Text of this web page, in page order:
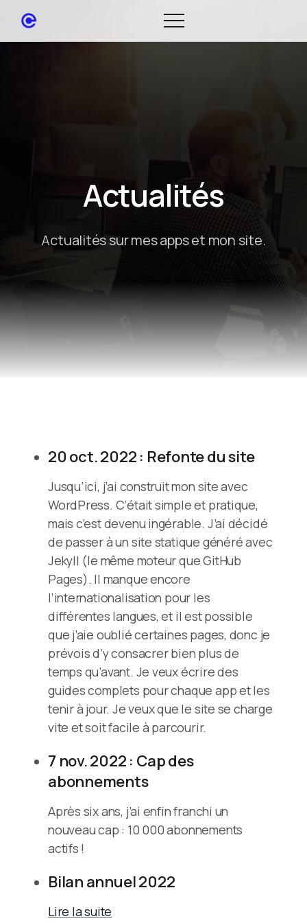
Actualités
Actualités sur mes apps et mon site.
20 oct. 2022 : Refonte du site
Jusqu’ici, j’ai construit mon site avec
WordPress. C’était simple et pratique,
mais c’est devenu ingérable. J’ai décidé
de passer à un site statique généré avec
Jekyll (le même moteur que GitHub
Pages). Il manque encore
l’internationalisation pour les
différentes langues, et il est possible
que j’aie oublié certaines pages, donc je
prévois d’y consacrer bien plus de
temps qu’avant. Je veux écrire des
guides complets pour chaque app et les
tenir à jour. Je veux que le site se charge
vite et soit facile à parcourir.
7 nov. 2022 : Cap des
abonnements
Après six ans, j’ai enfin franchi un
nouveau cap : 10 000 abonnements
actifs !
Bilan annuel 2022
Lire la suite